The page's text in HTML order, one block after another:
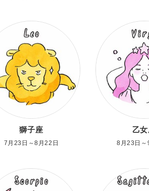
獅子座
7月23日～8月22日
乙
8月23日～